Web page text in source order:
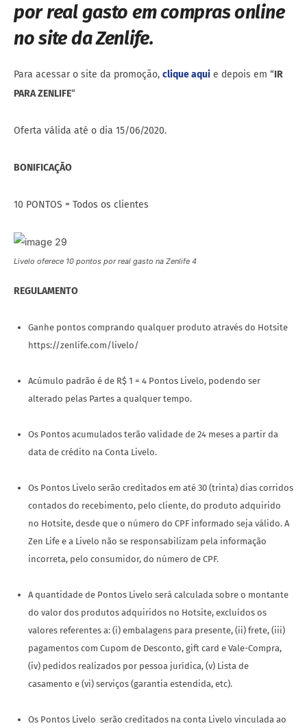
por real gasto em compras online
no site da Zenlife.
Para acessar o site da promoção, clique aqui e depois em “IR
PARA ZENLIFE“
Oferta válida até o dia 15/06/2020.
BONIFICAÇÃO
10 PONTOS = Todos os clientes
Livelo oferece 10 pontos por real gasto na Zenlife 4
REGULAMENTO
Ganhe pontos comprando qualquer produto através do Hotsite
https://zenlife.com/livelo/
Acúmulo padrão é de R$ 1 = 4 Pontos Livelo, podendo ser
alterado pelas Partes a qualquer tempo.
Os Pontos acumulados terão validade de 24 meses a partir da
data de crédito na Conta Livelo.
Os Pontos Livelo serão creditados em até 30 (trinta) dias corridos
contados do recebimento, pelo cliente, do produto adquirido
no Hotsite, desde que o número do CPF informado seja válido. A
Zen Life e a Livelo não se responsabilizam pela informação
incorreta, pelo consumidor, do número de CPF.
A quantidade de Pontos Livelo será calculada sobre o montante
do valor dos produtos adquiridos no Hotsite, excluídos os
valores referentes a: (i) embalagens para presente, (ii) frete, (iii)
pagamentos com Cupom de Desconto, gift card e Vale-Compra,
(iv) pedidos realizados por pessoa jurídica, (v) Lista de
casamento e (vi) serviços (garantia estendida, etc).
Os Pontos Livelo serão creditados na conta Livelo vinculada ao